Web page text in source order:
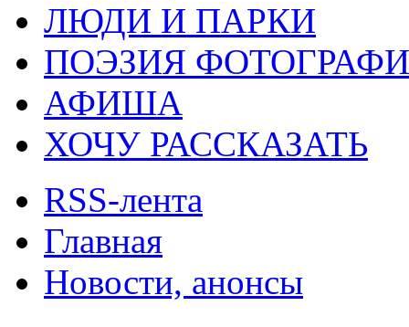
ЛЮДИ И ПАРКИ
ПОЭЗИЯ
АФИША
ХОЧУ РАССКАЗАТЬ
RSS-лента
Главная
Новости, анонсы